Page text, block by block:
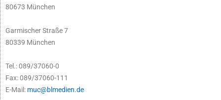
80673 München
Garmischer Straße 7
80339 München
Tel.: 089/37060-0
Fax: 089/37060-111
E-Mail: muc@blmedien.de